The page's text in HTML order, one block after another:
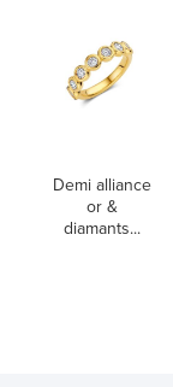
Demi alliance
or &
diamants...